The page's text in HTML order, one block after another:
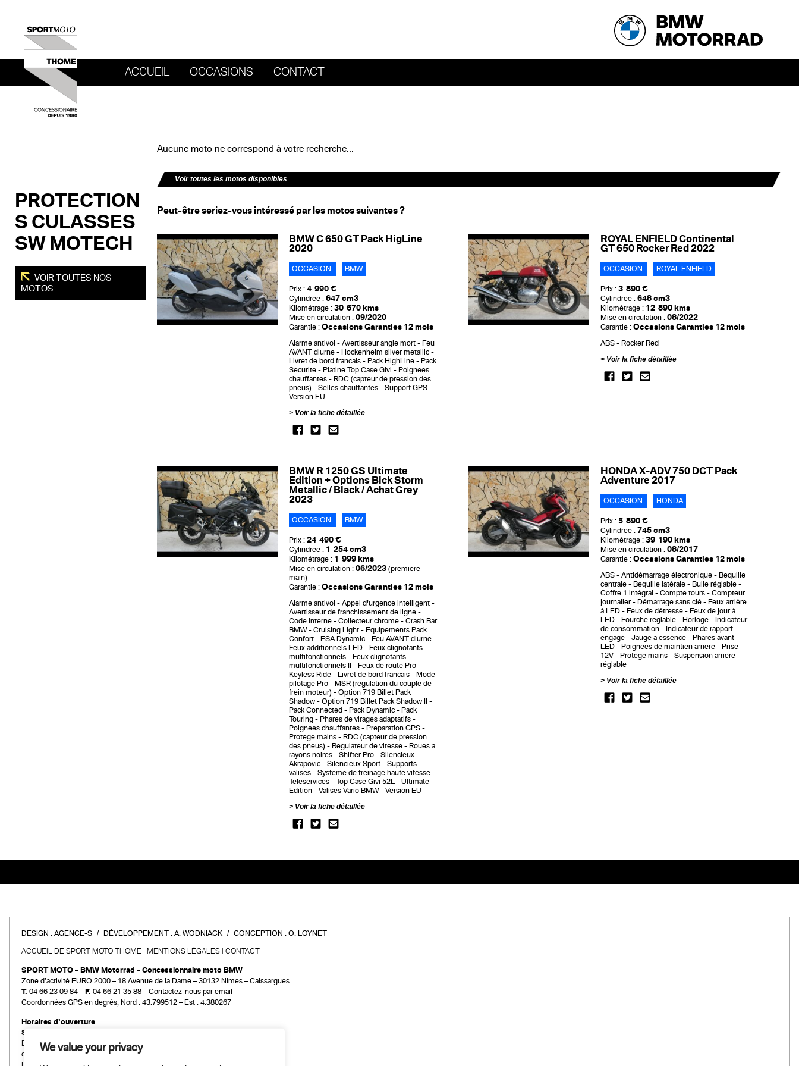
We value your privacy
ACCUEIL OCCASIONS CONTACT
PROTECTION
S CULASSES
SW MOTECH
VOIR TOUTES NOS
MOTOS
Aucune moto ne correspond à votre recherche...
Voir toutes les motos disponibles
Peut-être seriez-vous intéressé par les motos suivantes ?
BMW C 650 GT Pack HigLine
2020
OCCASION BMW
Prix : 4 990 €
Cylindrée : 647 cm3
Kilométrage : 30 670 kms
Mise en circulation : 09/2020
Garantie : Occasions Garanties 12 mois
Alarme antivol Avertisseur angle mort
Feu
AVANT diurne
Hockenheim silver metallic
Livret de bord francais
Pack HighLine
Pack
Securite
Platine Top Case Givi
Poignees
chauffantes
RDC (capteur de pression des
pneus)
Selles chauffantes
Support GPS
Version EU
Voir la fiche détaillée
ROYAL ENFIELD Continental
GT 650 Rocker Red 2022
OCCASION ROYAL ENFIELD
Prix : 3 890 €
Cylindrée : 648 cm3
Kilométrage : 12 890 kms
Mise en circulation : 08/2022
Garantie : Occasions Garanties 12 mois
ABS
Rocker Red
Voir la fiche détaillée
BMW R 1250 GS Ultimate
Edition + Options Blck Storm
Metallic / Black / Achat Grey
2023
OCCASION BMW
Prix : 24 490 €
Cylindrée : 1 254 cm3
Kilométrage : 1 999 kms
Mise en circulation : 06/2023 (première
main)
Garantie : Occasions Garanties 12 mois
Alarme antivol
Appel d'urgence intelligent
Avertisseur de franchissement de ligne
Code interne
Collecteur chrome
Crash Bar
BMW
Cruising Light
Equipements Pack
Confort
ESA Dynamic
Feu AVANT diurne
Feux additionnels LED
Feux clignotants
multifonctionnels
Feux clignotants
multifonctionnels II
Feux de route Pro
Keyless Ride
Livret de bord francais
Mode
pilotage Pro
MSR (regulation du couple de
frein moteur)
Option 719 Billet Pack
Shadow
Option 719 Billet Pack Shadow II
Pack Connected
Pack Dynamic
Pack
Touring
Phares de virages adaptatifs
Poignees chauffantes
Preparation GPS
Protege mains
RDC (capteur de pression
des pneus)
Regulateur de vitesse
Roues a
rayons noires
Shifter Pro
Silencieux
Akrapovic
Silencieux Sport
Supports
valises
Système de freinage haute vitesse
Teleservices
Top Case Givi 52L
Ultimate
Edition
Valises Vario BMW
Version EU
Voir la fiche détaillée
HONDA X-ADV 750 DCT Pack
Adventure 2017
OCCASION HONDA
Prix : 5 890 €
Cylindrée : 745 cm3
Kilométrage : 39 190 kms
Mise en circulation : 08/2017
Garantie : Occasions Garanties 12 mois
ABS Antidémarrage électronique
Bequille
centrale
Bequille latérale
Bulle réglable
Coffre 1 intégral
Compte tours
Compteur
journalier
Démarrage sans clé
Feux arrière
à LED
Feux de détresse
Feux de jour à
LED
Fourche réglable Horloge
Indicateur
de consommation
Indicateur de rapport
engagé
Jauge à essence
Phares avant
LED
Poignées de maintien arrière
Prise
12V
Protege mains
Suspension arrière
réglable
Voir la fiche détaillée
DESIGN : AGENCE-S DÉVELOPPEMENT : A. WODNIACK CONCEPTION : O. LOYNET
ACCUEIL DE SPORT MOTO THOME MENTIONS LÉGALES CONTACT
SPORT MOTO – BMW Motorrad – Concessionnaire moto BMW
Zone d’activité EURO 2000 – 18 Avenue de la Dame – 30132 Nîmes – Caissargues
T. 04 66 23 09 84 – F. 04 66 21 35 88 – Contactez-nous par email
Coordonnées GPS en degrés, Nord : 43.799512 – Est : 4.380267
Horaires d’ouverture
Service commercial
Du mardi au vendredi :
de 9h00 à 12h00 et de 14h00 à 19h00